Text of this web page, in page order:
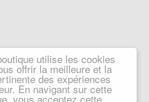
utilise les cookies
offrir la meilleure et la
des expériences
En navigant sur cette
vous acceptez cette